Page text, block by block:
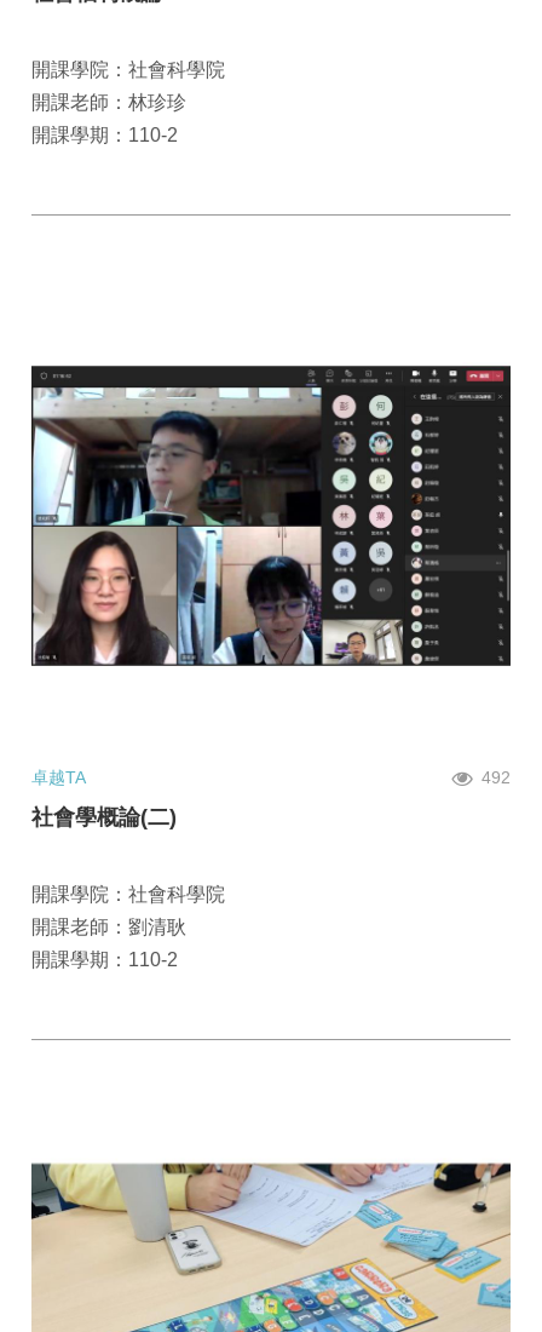
開課學院：社會科學院
開課老師：林珍珍
開課學期：110-2
卓越TA 492
社會學概論(二)
開課學院：社會科學院
開課老師：劉清耿
開課學期：110-2